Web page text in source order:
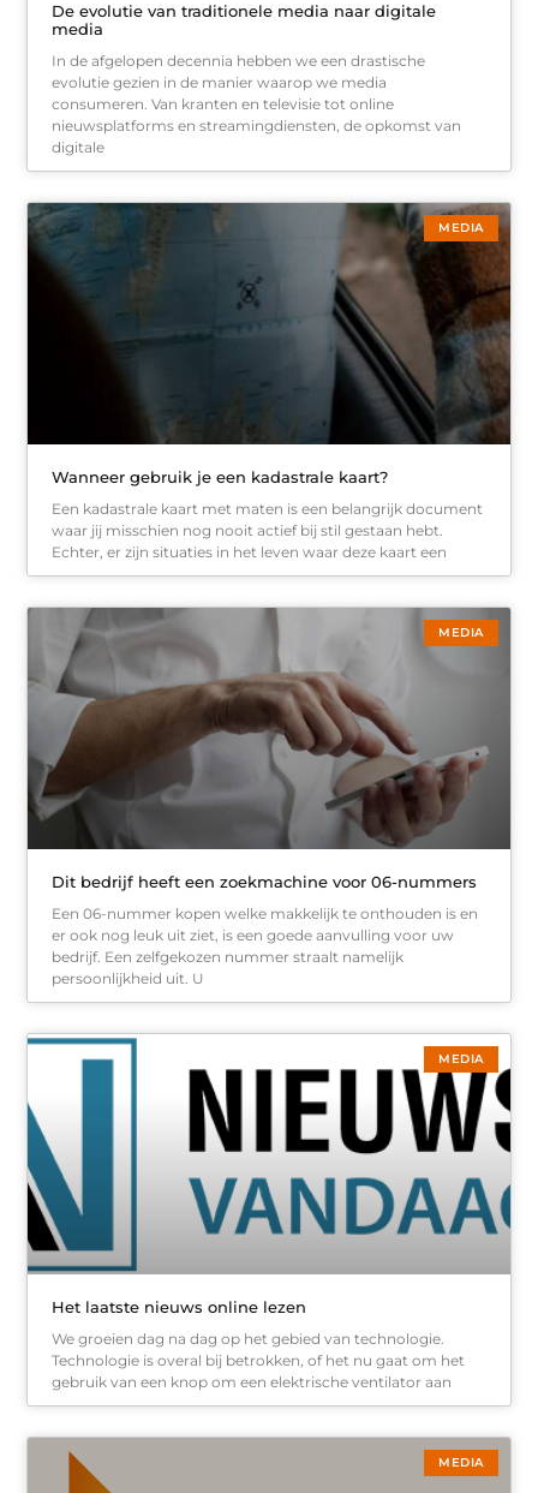
De evolutie van traditionele media naar digitale
media
In de afgelopen decennia hebben we een drastische
evolutie gezien in de manier waarop we media
consumeren. Van kranten en televisie tot online
nieuwsplatforms en streamingdiensten, de opkomst van
digitale
MEDIA
Wanneer gebruik je een kadastrale kaart?
Een kadastrale kaart met maten is een belangrijk document
waar jij misschien nog nooit actief bij stil gestaan hebt.
Echter, er zijn situaties in het leven waar deze kaart een
MEDIA
Dit bedrijf heeft een zoekmachine voor 06-nummers
Een 06-nummer kopen welke makkelijk te onthouden is en
er ook nog leuk uit ziet, is een goede aanvulling voor uw
bedrijf. Een zelfgekozen nummer straalt namelijk
persoonlijkheid uit. U
MEDIA
Het laatste nieuws online lezen
We groeien dag na dag op het gebied van technologie.
Technologie is overal bij betrokken, of het nu gaat om het
gebruik van een knop om een elektrische ventilator aan
MEDIA